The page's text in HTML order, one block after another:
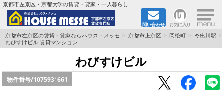
京都市左京区・京都大学の賃貸・貸家・一人暮らし
問い合わせ お気に入り ×
TOPページ
地域から検索
京都市左京区の賃貸・貸家ならハウス・メッセ 京都市上京区 岡松町
今出川駅
わびすけビル 賃貸マンション
わびすけビル
物件番号/1075931661